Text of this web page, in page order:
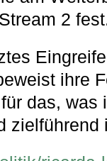
2
ihre
das, was
zielführend